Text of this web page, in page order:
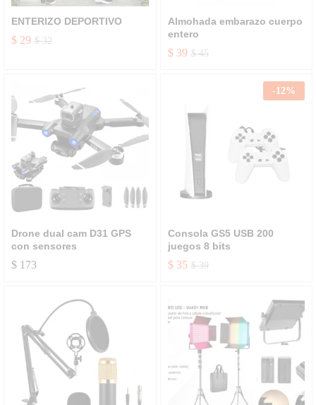
ENTERIZO DEPORTIVO
$ 29 $32
Almohada embarazo cuerpo
entero
$39 $45
Drone dual cam D31 GPS
con sensores
$ 173
-12%
Consola GS5 USB 200
juegos 8 bits
$35 $39